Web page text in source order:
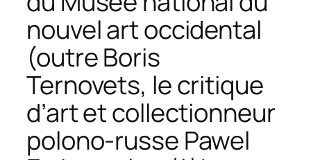
nouvel art occidental
(outre Boris
Ternovets, le critique
d’art et collectionneur
polono-russe Pawel